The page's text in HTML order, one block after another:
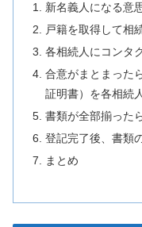
新名義人になる意
戸籍を取得して相
各相続人にコンタ
合意がまとまった
証明書）を各相続
書類が全部揃った
登記完了後、書類
まとめ